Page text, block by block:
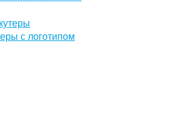
с логотипом